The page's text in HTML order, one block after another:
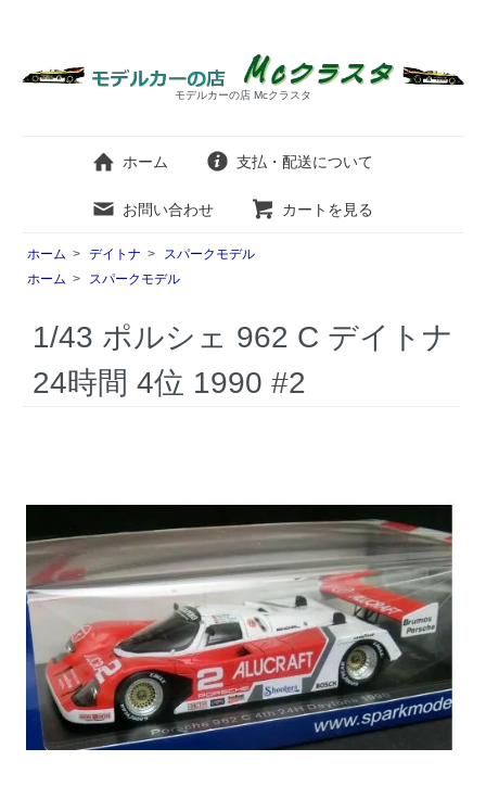
モデルカーの店 Mcクラスタ
ホーム 支払・配送について
お問い合わせ カートを見る
ホーム > デイトナ >
スパークモデル
ホーム > スパークモデル
1/43 ポルシェ 962 C デイトナ
24時間 4位 1990 #2